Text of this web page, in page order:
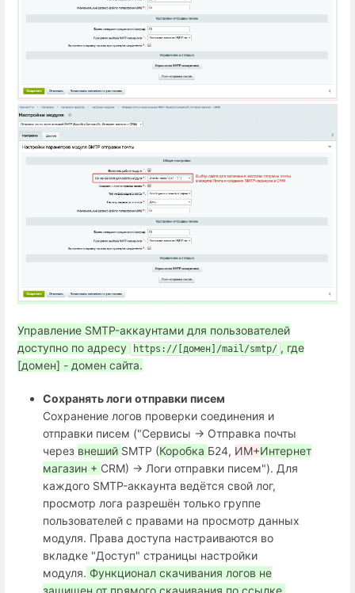
Управление SMTP-аккаунтами для пользователей
доступно по адресу
https://[домен]/mail/smtp/ , где
[домен] - домен сайта.
Сохранять логи отправки писем
Сохранение логов проверки соединения и
отправки писем ("Сервисы → Отправка почты
через внеший SMTP (Коробка Б24, ИМ+Интернет
магазин + СRM) → Логи отправки писем"). Для
каждого SMTP-аккаунта ведётся свой лог,
просмотр лога разрешён только группе
пользователей с правами на просмотр данных
модуля. Права доступа настраиваются во
вкладке "Доступ" страницы настройки
модуля. Функционал скачивания логов не
защищен от прямого скачивания по ссылке,